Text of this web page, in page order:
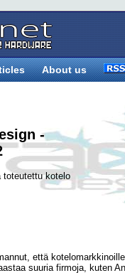
About us
-
toteutettu kotelo
että
suuria firmoja, kuten